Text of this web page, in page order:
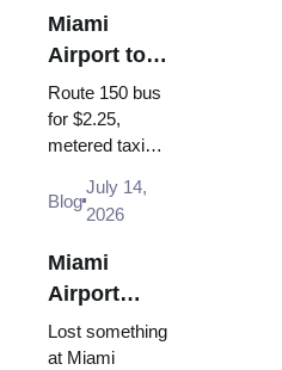
to Brickell in
2026, with
times and
scenar...
Miami
Airport to
South
Beach: Bus
150, Taxi,
Uber (2026
Guide)
Route 150 bus
for $2.25,
metered taxi
$35 flat rate is
gone) or Uber -
every way
from MIA to
South Beach
i...
Blog
July 14,
2026
Miami
Airport
Lost and
Found:
Lost something
at Miami